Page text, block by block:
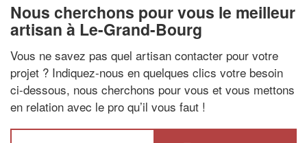
Nous cherchons pour vous le meilleur
artisan à Le-Grand-Bourg
Vous ne savez pas quel artisan contacter pour votre
projet ? Indiquez-nous en quelques clics votre besoin
ci-dessous, nous cherchons pour vous et vous mettons
en relation avec le pro qu’il vous faut !